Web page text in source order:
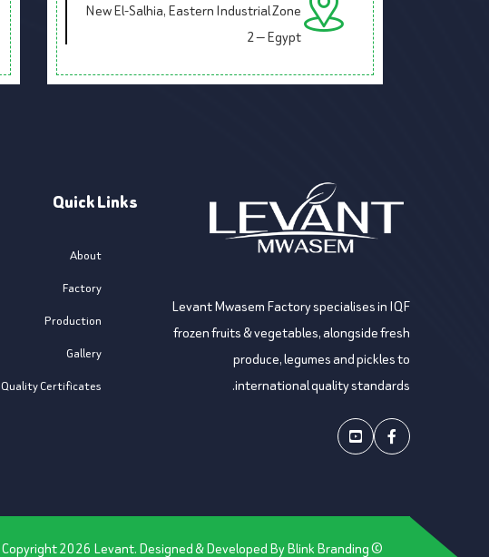
New El-Salhia, Eastern Industrial Zone
2 — Egypt
Levant Mwasem Factory specialises in IQF
frozen fruits & vegetables, alongside fresh
produce, legumes and pickles to
international quality standards.
Facebook
Youtube
Quick Links
About
Factory
Production
Gallery
Quality Certificates
© Copyright
2026 Levant. Designed & Developed ByBlink Branding